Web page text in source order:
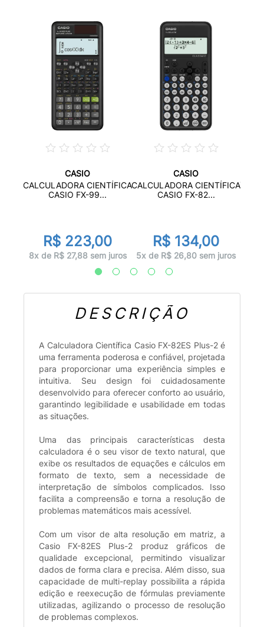
CASIO
CALCULADORA CIENTÍFICA
CASIO FX-99...
R$ 223,00
8x de R$ 27,88 sem juros
CASIO
CALCULADORA CIENTÍFICA
CASIO FX-82...
R$ 134,00
5x de R$ 26,80 sem juros
DESCRIÇÃO
A Calculadora Científica Casio FX-82ES Plus-2 é
uma ferramenta poderosa e confiável, projetada
para proporcionar uma experiência simples e
intuitiva. Seu design foi cuidadosamente
desenvolvido para oferecer conforto ao usuário,
garantindo legibilidade e usabilidade em todas
as situações.
Uma das principais características desta
calculadora é o seu visor de texto natural, que
exibe os resultados de equações e cálculos em
formato de texto, sem a necessidade de
interpretação de símbolos complicados. Isso
facilita a compreensão e torna a resolução de
problemas matemáticos mais acessível.
Com um visor de alta resolução em matriz, a
Casio FX-82ES Plus-2 produz gráficos de
qualidade excepcional, permitindo visualizar
dados de forma clara e precisa. Além disso, sua
capacidade de multi-replay possibilita a rápida
edição e reexecução de fórmulas previamente
utilizadas, agilizando o processo de resolução
de problemas complexos.